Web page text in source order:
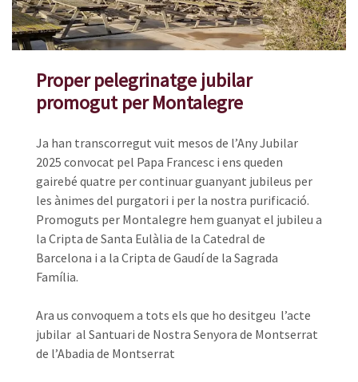
Proper pelegrinatge jubilar
promogut per Montalegre
Ja han transcorregut vuit mesos de l’Any Jubilar
2025 convocat pel Papa Francesc i ens queden
gairebé quatre per continuar guanyant jubileus per
les ànimes del purgatori i per la nostra purificació.
Promoguts per Montalegre hem guanyat el jubileu a
la Cripta de Santa Eulàlia de la Catedral de
Barcelona i a la Cripta de Gaudí de la Sagrada
Família.
Ara us convoquem a tots els que ho desitgeu l’acte
jubilar al Santuari de Nostra Senyora de Montserrat
de l’Abadia de Montserrat